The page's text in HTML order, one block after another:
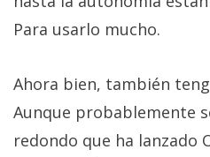
Para usarlo mucho.
Ahora bien, también
Aunque probablemente
redondo que ha lanzado